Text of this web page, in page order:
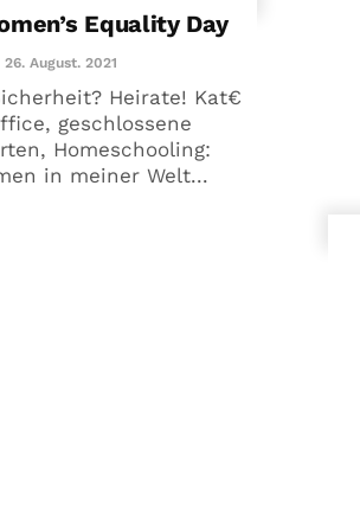
Equality Day
26. August. 2021
Heirate! Kat€
geschlossene
Homeschooling:
in meiner Welt...